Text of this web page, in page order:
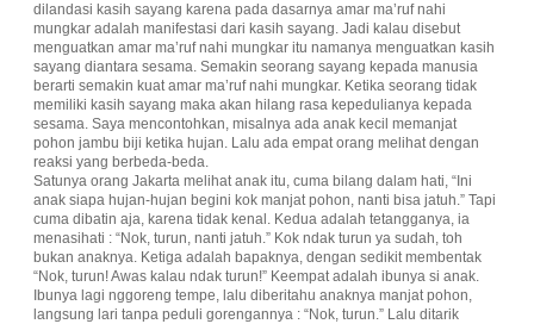
dilandasi kasih sayang karena pada dasarnya amar ma’ruf nahi
mungkar adalah manifestasi dari kasih sayang. Jadi kalau disebut
menguatkan amar ma’ruf nahi mungkar itu namanya menguatkan kasih
sayang diantara sesama. Semakin seorang sayang kepada manusia
berarti semakin kuat amar ma’ruf nahi mungkar. Ketika seorang tidak
memiliki kasih sayang maka akan hilang rasa kepedulianya kepada
sesama. Saya mencontohkan, misalnya ada anak kecil memanjat
pohon jambu biji ketika hujan. Lalu ada empat orang melihat dengan
reaksi yang berbeda-beda.
Satunya orang Jakarta melihat anak itu, cuma bilang dalam hati, “Ini
anak siapa hujan-hujan begini kok manjat pohon, nanti bisa jatuh.” Tapi
cuma dibatin aja, karena tidak kenal. Kedua adalah tetangganya, ia
menasihati : “Nok, turun, nanti jatuh.” Kok ndak turun ya sudah, toh
bukan anaknya. Ketiga adalah bapaknya, dengan sedikit membentak
“Nok, turun! Awas kalau ndak turun!” Keempat adalah ibunya si anak.
Ibunya lagi nggoreng tempe, lalu diberitahu anaknya manjat pohon,
langsung lari tanpa peduli gorengannya : “Nok, turun.” Lalu ditarik